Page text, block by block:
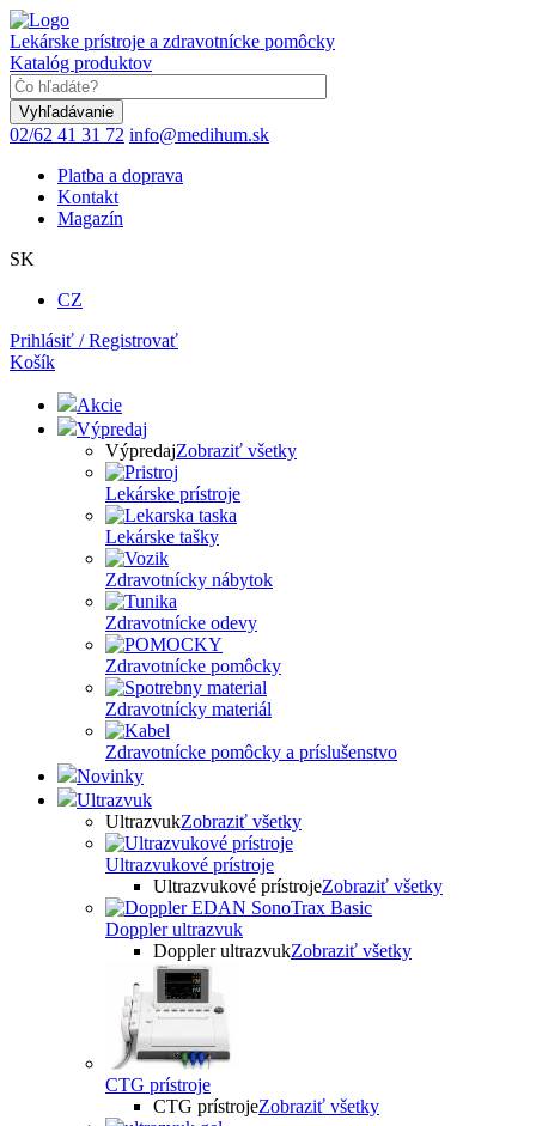
Skočiť
na
hlavný
obsah
Lekárske prístroje a zdravotnícke pomôcky
Katalóg produktov
02/62 41 31 72 info@medihum.sk
Platba a doprava
Kontakt
Magazín
SK
CZ
Prihlásiť / Registrovať
Košík
Akcie
Výpredaj
VýpredajZobraziť všetky
Lekárske prístroje
Lekárske tašky
Zdravotnícky nábytok
Zdravotnícke odevy
Zdravotnícke pomôcky
Zdravotnícky materiál
Zdravotnícke pomôcky a príslušenstvo
Novinky
Ultrazvuk
UltrazvukZobraziť všetky
Ultrazvukové prístroje
Ultrazvukové prístrojeZobraziť všetky
Doppler ultrazvuk
Doppler ultrazvukZobraziť všetky
CTG prístroje
CTG prístrojeZobraziť všetky